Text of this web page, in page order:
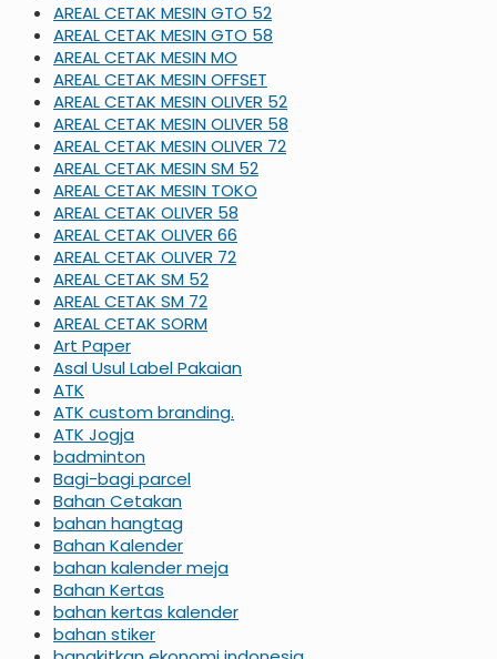
AREAL CETAK MESIN GTO 52
AREAL CETAK MESIN GTO 58
AREAL CETAK MESIN MO
AREAL CETAK MESIN OFFSET
AREAL CETAK MESIN OLIVER 52
AREAL CETAK MESIN OLIVER 58
AREAL CETAK MESIN OLIVER 72
AREAL CETAK MESIN SM 52
AREAL CETAK MESIN TOKO
AREAL CETAK OLIVER 58
AREAL CETAK OLIVER 66
AREAL CETAK OLIVER 72
AREAL CETAK SM 52
AREAL CETAK SM 72
AREAL CETAK SORM
Art Paper
Asal Usul Label Pakaian
ATK
ATK custom branding.
ATK Jogja
badminton
Bagi-bagi parcel
Bahan Cetakan
bahan hangtag
Bahan Kalender
bahan kalender meja
Bahan Kertas
bahan kertas kalender
bahan stiker